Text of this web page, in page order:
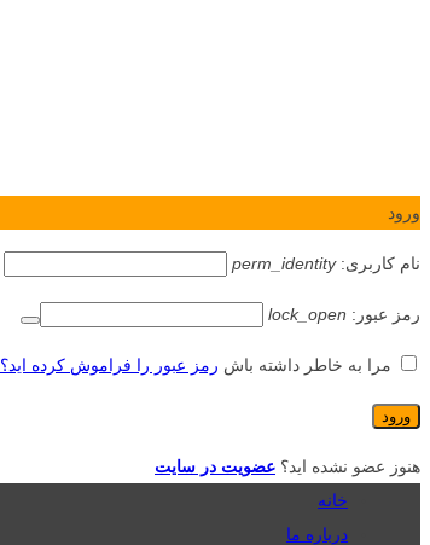
ورود
نام کاربری:perm_identity
رمز عبور: lock_open
مرا به خاطر داشته باش رمز عبور را فراموش کرده اید؟
هنوز عضو نشده اید؟ عضویت در سایت
خانه
درباره ما